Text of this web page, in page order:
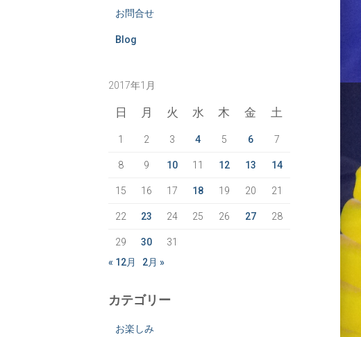
お問合せ
Blog
2017年1月
日 月 火 水 木 金 土
1 2 3 4 5 6 7
8 9 10 11 12 13 14
15 16 17 18 19 20 21
22 23 24 25 26 27 28
29 30
31
« 12月
2月 »
カテゴリー
お楽しみ